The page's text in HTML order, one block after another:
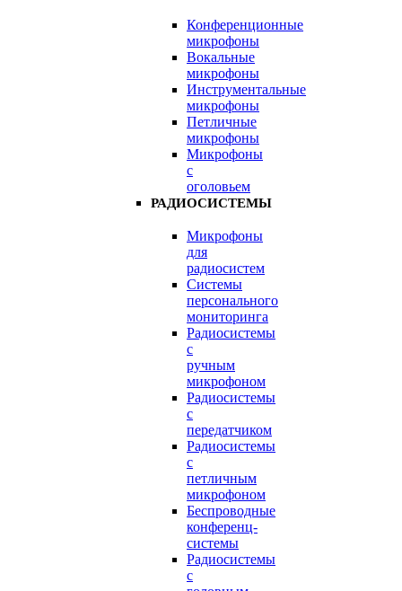
Конференционные
микрофоны
Вокальные
микрофоны
Инструментальные
микрофоны
Петличные
микрофоны
Микрофоны
с
оголовьем
РАДИОСИСТЕМЫ
Микрофоны
для
радиосистем
Системы
персонального
мониторинга
Радиосистемы
c
ручным
микрофоном
Радиосистемы
с
передатчиком
Радиосистемы
с
петличным
микрофоном
Беспроводные
конференц-
системы
Радиосистемы
с